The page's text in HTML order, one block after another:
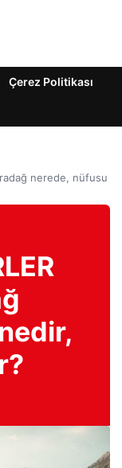
Çerez Politikası
nerede, nüfusu